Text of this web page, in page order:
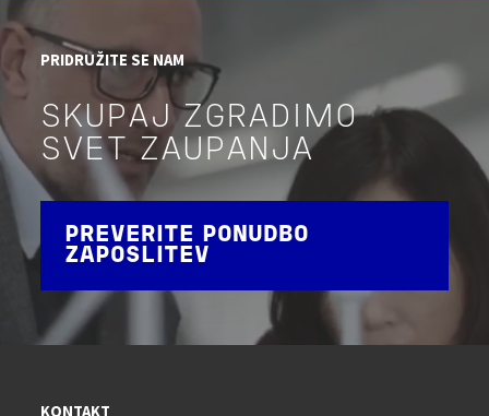
PRIDRUŽITE SE NAM
SKUPAJ ZGRADIMO
SVET ZAUPANJA
PREVERITE PONUDBO
ZAPOSLITEV
KONTAKT